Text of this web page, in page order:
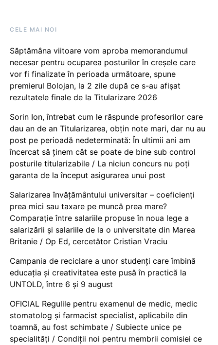
CELE MAI NOI
Săptămâna viitoare vom aproba memorandumul
necesar pentru ocuparea posturilor în creșele care
vor fi finalizate în perioada următoare, spune
premierul Bolojan, la 2 zile după ce s-au afișat
rezultatele finale de la Titularizare 2026
Sorin Ion, întrebat cum le răspunde profesorilor care
dau an de an Titularizarea, obțin note mari, dar nu au
post pe perioadă nedeterminată: În ultimii ani am
încercat să ținem cât se poate de bine sub control
posturile titularizabile / La niciun concurs nu poți
garanta de la început asigurarea unui post
Salarizarea învățământului universitar – coeficienți
prea mici sau taxare pe muncă prea mare?
Comparație între salariile propuse în noua lege a
salarizării și salariile de la o universitate din Marea
Britanie / Op Ed, cercetător Cristian Vraciu
Campania de reciclare a unor studenți care îmbină
educația și creativitatea este pusă în practică la
UNTOLD, între 6 și 9 august
OFICIAL Regulile pentru examenul de medic, medic
stomatolog și farmacist specialist, aplicabile din
toamnă, au fost schimbate / Subiecte unice pe
specialități / Condiții noi pentru membrii comisiei ce